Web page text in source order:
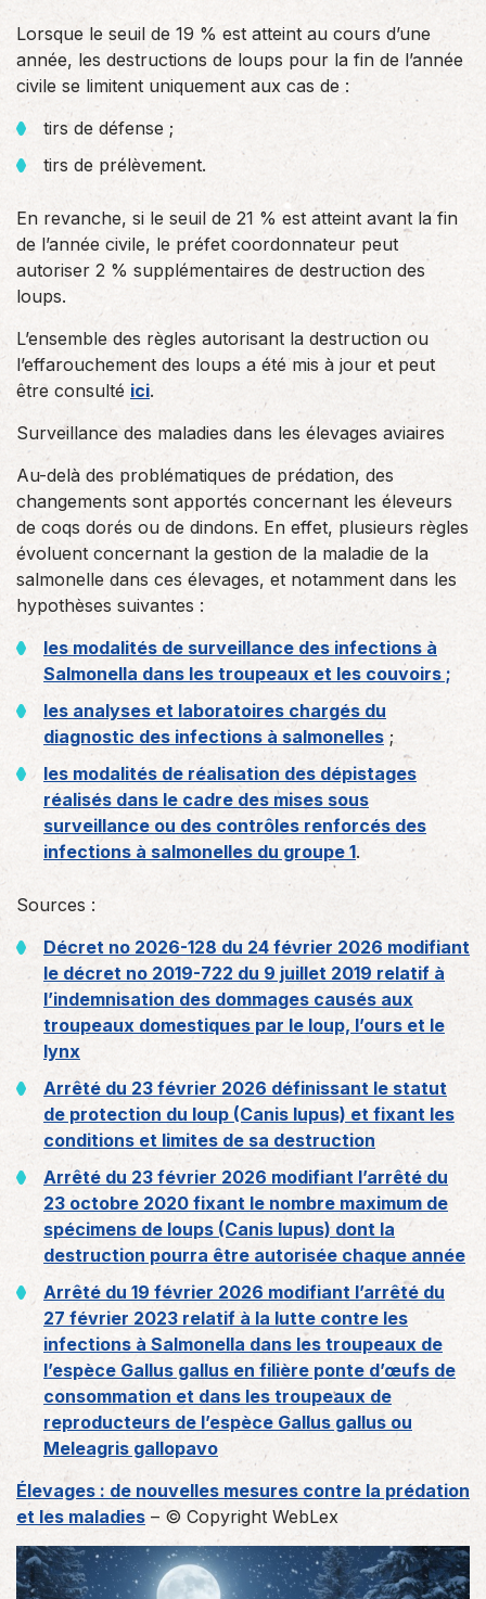
Lorsque le seuil de 19 % est atteint au cours d’une
année, les destructions de loups pour la fin de l’année
civile se limitent uniquement aux cas de :
tirs de défense ;
tirs de prélèvement.
En revanche, si le seuil de 21 % est atteint avant la fin
de l’année civile, le préfet coordonnateur peut
autoriser 2 % supplémentaires de destruction des
loups.
L’ensemble des règles autorisant la destruction ou
l’effarouchement des loups a été mis à jour et peut
être consulté ici.
Surveillance des maladies dans les élevages aviaires
Au-delà des problématiques de prédation, des
changements sont apportés concernant les éleveurs
de coqs dorés ou de dindons. En effet, plusieurs règles
évoluent concernant la gestion de la maladie de la
salmonelle dans ces élevages, et notamment dans les
hypothèses suivantes :
les modalités de surveillance des infections à
Salmonella dans les troupeaux et les couvoirs ;
les analyses et laboratoires chargés du
diagnostic des infections à salmonelles ;
les modalités de réalisation des dépistages
réalisés dans le cadre des mises sous
surveillance ou des contrôles renforcés des
infections à salmonelles du groupe 1.
Sources :
Décret no 2026-128 du 24 février 2026 modifiant
le décret no 2019-722 du 9 juillet 2019 relatif à
l’indemnisation des dommages causés aux
troupeaux domestiques par le loup, l’ours et le
lynx
Arrêté du 23 février 2026 définissant le statut
de protection du loup (Canis lupus) et fixant les
conditions et limites de sa destruction
Arrêté du 23 février 2026 modifiant l’arrêté du
23 octobre 2020 fixant le nombre maximum de
spécimens de loups (Canis lupus) dont la
destruction pourra être autorisée chaque année
Arrêté du 19 février 2026 modifiant l’arrêté du
27 février 2023 relatif à la lutte contre les
infections à Salmonella dans les troupeaux de
l’espèce Gallus gallus en filière ponte d’œufs de
consommation et dans les troupeaux de
reproducteurs de l’espèce Gallus gallus ou
Meleagris gallopavo
Élevages : de nouvelles mesures contre la prédation
et les maladies – © Copyright WebLex